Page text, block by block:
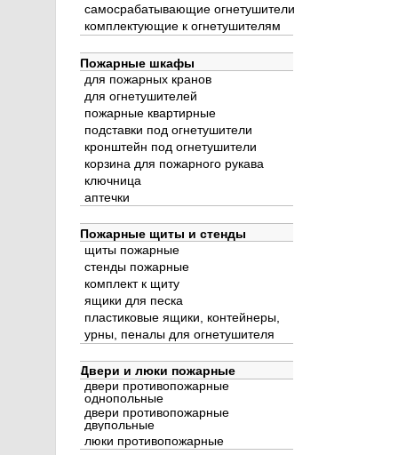
самосрабатывающие огнетушители
комплектующие к огнетушителям
для пожарных кранов
Пожарные шкафы
для огнетушителей
пожарные квартирные
подставки под огнетушители
кронштейн под огнетушители
корзина для пожарного рукава
ключница
аптечки
Пожарные щиты и стенды
щиты пожарные
стенды пожарные
комплект к щиту
ящики для песка
урны, пеналы для огнетушителя
пластиковые ящики, контейнеры,
Двери и люки пожарные
двери противопожарные
однопольные
двери противопожарные
двупольные
люки противопожарные